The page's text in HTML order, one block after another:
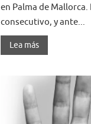
en Palma de
consecutivo, y ante...
Lea más